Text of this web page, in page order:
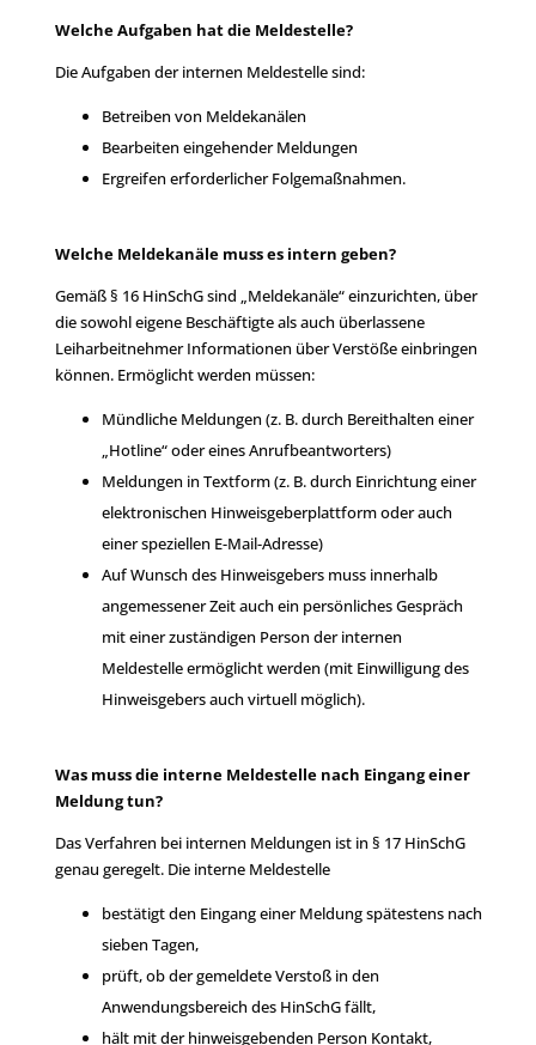
Welche Aufgaben hat die Meldestelle?
Die Aufgaben der internen Meldestelle sind:
Betreiben von Meldekanälen
Bearbeiten eingehender Meldungen
Ergreifen erforderlicher Folgemaßnahmen.
Welche Meldekanäle muss es intern geben?
Gemäß § 16 HinSchG sind „Meldekanäle“ einzurichten, über
die sowohl eigene Beschäftigte als auch überlassene
Leiharbeitnehmer Informationen über Verstöße einbringen
können. Ermöglicht werden müssen:
Mündliche Meldungen (z. B. durch Bereithalten einer
„Hotline“ oder eines Anrufbeantworters)
Meldungen in Textform (z. B. durch Einrichtung einer
elektronischen Hinweisgeberplattform oder auch
einer speziellen E-Mail-Adresse)
Auf Wunsch des Hinweisgebers muss innerhalb
angemessener Zeit auch ein persönliches Gespräch
mit einer zuständigen Person der internen
Meldestelle ermöglicht werden (mit Einwilligung des
Hinweisgebers auch virtuell möglich).
Was muss die interne Meldestelle nach Eingang einer
Meldung tun?
Das Verfahren bei internen Meldungen ist in § 17 HinSchG
genau geregelt. Die interne Meldestelle
bestätigt den Eingang einer Meldung spätestens nach
sieben Tagen,
prüft, ob der gemeldete Verstoß in den
Anwendungsbereich des HinSchG fällt,
hält mit der hinweisgebenden Person Kontakt,